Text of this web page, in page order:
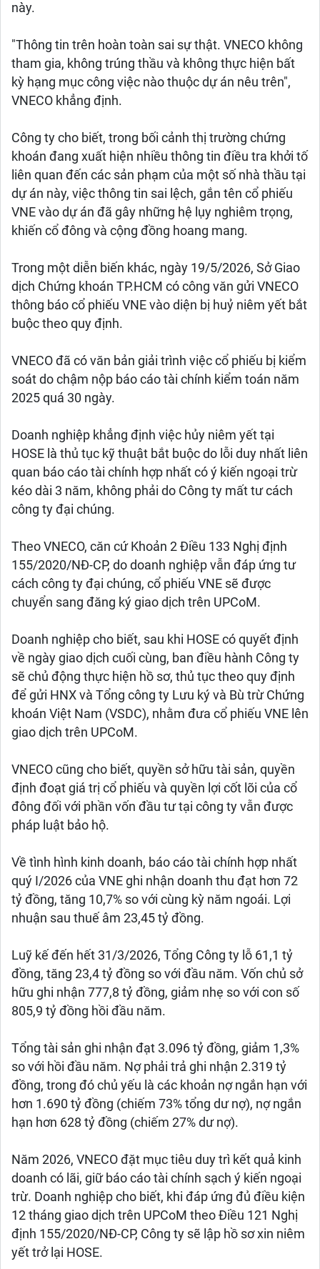
này.
"Thông tin trên hoàn toàn sai sự thật. VNECO không
tham gia, không trúng thầu và không thực hiện bất
kỳ hạng mục công việc nào thuộc dự án nêu trên",
VNECO khẳng định.
Công ty cho biết, trong bối cảnh thị trường chứng
khoán đang xuất hiện nhiều thông tin điều tra khởi tố
liên quan đến các sản phạm của một số nhà thầu tại
dự án này, việc thông tin sai lệch, gắn tên cổ phiếu
VNE vào dự án đã gây những hệ lụy nghiêm trọng,
khiến cổ đông và cộng đồng hoang mang.
Trong một diễn biến khác, ngày 19/5/2026, Sở Giao
dịch Chứng khoán TP.HCM có công văn gửi VNECO
thông báo cổ phiếu VNE vào diện bị huỷ niêm yết bắt
buộc theo quy định.
VNECO đã có văn bản giải trình việc cổ phiếu bị kiểm
soát do chậm nộp báo cáo tài chính kiểm toán năm
2025 quá 30 ngày.
Doanh nghiệp khẳng định việc hủy niêm yết tại
HOSE là thủ tục kỹ thuật bắt buộc do lỗi duy nhất liên
quan báo cáo tài chính hợp nhất có ý kiến ngoại trừ
kéo dài 3 năm, không phải do Công ty mất tư cách
công ty đại chúng.
Theo VNECO, căn cứ Khoản 2 Điều 133 Nghị định
155/2020/NĐ-CP, do doanh nghiệp vẫn đáp ứng tư
cách công ty đại chúng, cổ phiếu VNE sẽ được
chuyển sang đăng ký giao dịch trên UPCoM.
Doanh nghiệp cho biết, sau khi HOSE có quyết định
về ngày giao dịch cuối cùng, ban điều hành Công ty
sẽ chủ động thực hiện hồ sơ, thủ tục theo quy định
để gửi HNX và Tổng công ty Lưu ký và Bù trừ Chứng
khoán Việt Nam (VSDC), nhằm đưa cổ phiếu VNE lên
giao dịch trên UPCoM.
VNECO cũng cho biết, quyền sở hữu tài sản, quyền
định đoạt giá trị cổ phiếu và quyền lợi cốt lõi của cổ
đông đối với phần vốn đầu tư tại công ty vẫn được
pháp luật bảo hộ.
Về tình hình kinh doanh, báo cáo tài chính hợp nhất
quý I/2026 của VNE ghi nhận doanh thu đạt hơn 72
tỷ đồng, tăng 10,7% so với cùng kỳ năm ngoái. Lợi
nhuận sau thuế âm 23,45 tỷ đồng.
Luỹ kế đến hết 31/3/2026, Tổng Công ty lỗ 61,1 tỷ
đồng, tăng 23,4 tỷ đồng so với đầu năm. Vốn chủ sở
hữu ghi nhận 777,8 tỷ đồng, giảm nhẹ so với con số
805,9 tỷ đồng hồi đầu năm.
Tổng tài sản ghi nhận đạt 3.096 tỷ đồng, giảm 1,3%
so với hồi đầu năm. Nợ phải trả ghi nhận 2.319 tỷ
đồng, trong đó chủ yếu là các khoản nợ ngắn hạn với
hơn 1.690 tỷ đồng (chiếm 73% tổng dư nợ), nợ ngắn
hạn hơn 628 tỷ đồng (chiếm 27% dư nợ).
Năm 2026, VNECO đặt mục tiêu duy trì kết quả kinh
doanh có lãi, giữ báo cáo tài chính sạch ý kiến ngoại
trừ. Doanh nghiệp cho biết, khi đáp ứng đủ điều kiện
12 tháng giao dịch trên UPCoM theo Điều 121 Nghị
định 155/2020/NĐ-CP, Công ty sẽ lập hồ sơ xin niêm
yết trở lại HOSE.